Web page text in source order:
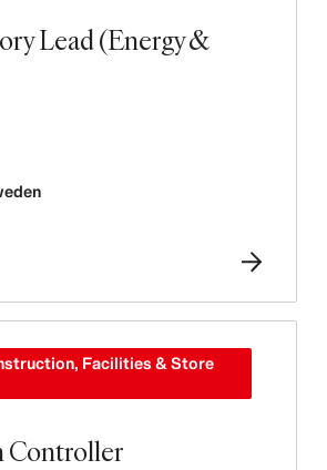
Lead (Energy &
Controller
Facilities & Store